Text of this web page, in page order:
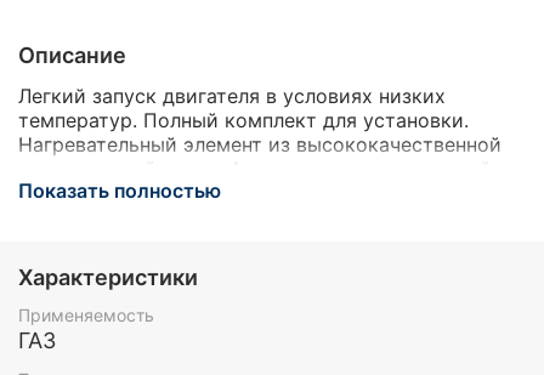
Описание
Легкий запуск двигателя в условиях низких
температур. Полный комплект для установки.
Нагревательный элемент из высококачественной
фирмы Sensata. Температура отключения 75 — 80
Показать полностью
Характеристики
Применяемость
ГАЗ